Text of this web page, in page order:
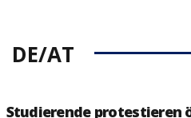
DE/AT
Studierende protestieren